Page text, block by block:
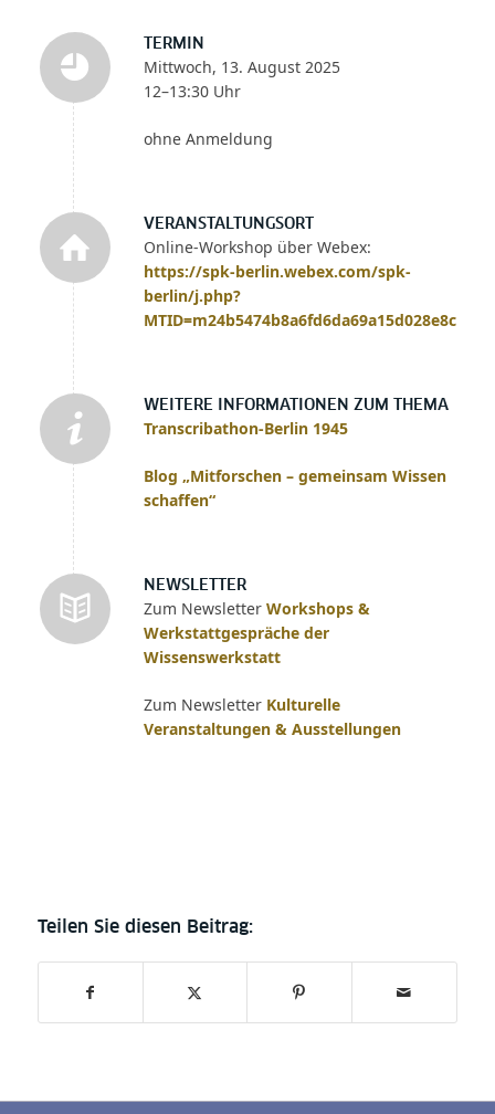
TERMIN
Mittwoch, 13. August 2025
12–13:30 Uhr
ohne Anmeldung
VERANSTALTUNGSORT
Online-Workshop über Webex:
https://spk-berlin.webex.com/spk-
berlin/j.php?
MTID=m24b5474b8a6fd6da69a15d028e8c1633
WEITERE INFORMATIONEN ZUM THEMA
Transcribathon-Berlin 1945
Blog „Mitforschen – gemeinsam Wissen
schaffen“
NEWSLETTER
Zum Newsletter Workshops &
Werkstattgespräche der
Wissenswerkstatt
Zum Newsletter Kulturelle
Veranstaltungen & Ausstellungen